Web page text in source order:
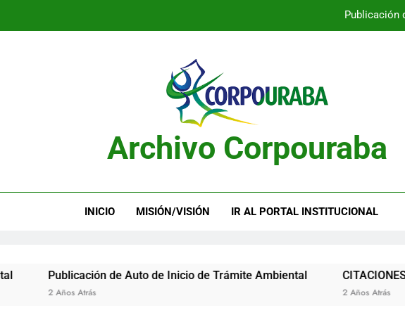
Publicación
Publicación
Archivo Corpouraba
INICIO MISIÓN/VISIÓN IR AL PORTAL INSTITUCIONAL
Publicación de Auto de Inicio de Trámite Ambiental
2 Años Atrás
CITACIONES
2 Años Atrás